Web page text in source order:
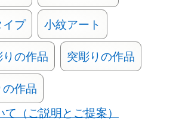
イプ 小紋アート
の作品 突彫りの作品
作品
（ご説明とご提案）